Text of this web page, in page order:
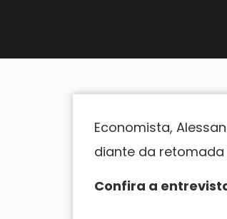
Economista,
diante da
Confira a